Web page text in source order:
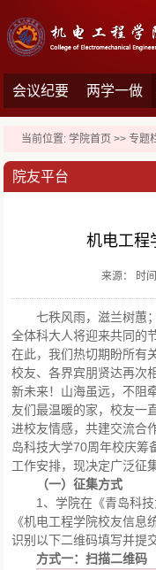
会议纪要 两学一做
当前位置:学院首页 >>专题
院友平台
机电工程
来源： 时
七秩风雨，滋兰树蕙
全体科大人将迎来共同的
在此，我们热切期盼所有
校友、各界宾朋贤达再次
新未来！山海虽远，不阻
友们最温暖的家，校友一
进校友情感，共建交流合
岛科技大学70周年校庆筹
工作安排，现决定广泛征
（一）征集方式
1、学院在《青岛科
《机电工程学院校友信
识别以下二维码填写并提交
方式一：扫描二维码